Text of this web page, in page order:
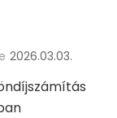
2026.03.03.